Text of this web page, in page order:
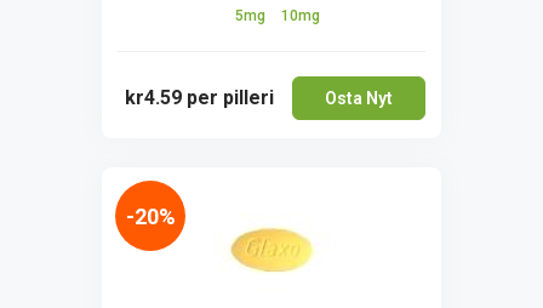
5mg 10mg
kr4.59 per pilleri Osta Nyt
-20%